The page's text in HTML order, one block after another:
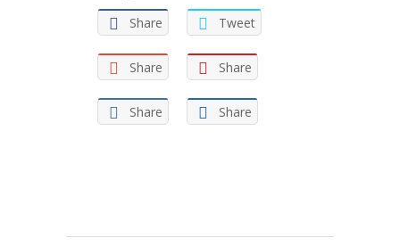
Share Tweet
Share Share
Share Share